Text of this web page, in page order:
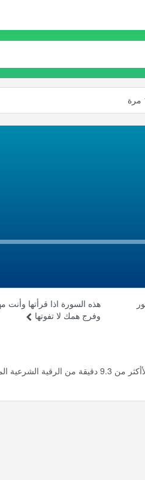
هذه السورة اذا قرأتها
وفرج همك لا تفوتها